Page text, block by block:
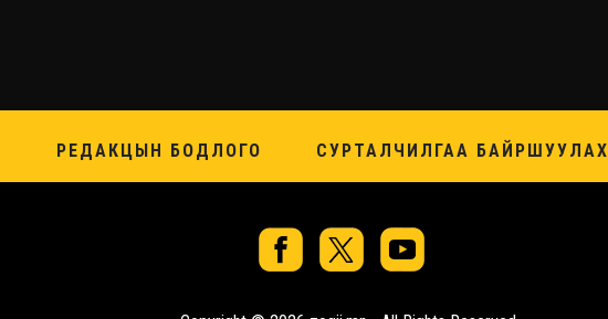
РЕДАКЦЫН БОДЛОГО СУРТАЛЧИЛГАА БАЙРШУУЛАХ